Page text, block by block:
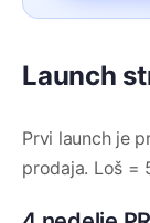
Launch
Prvi launch je
prodaja. Loš =